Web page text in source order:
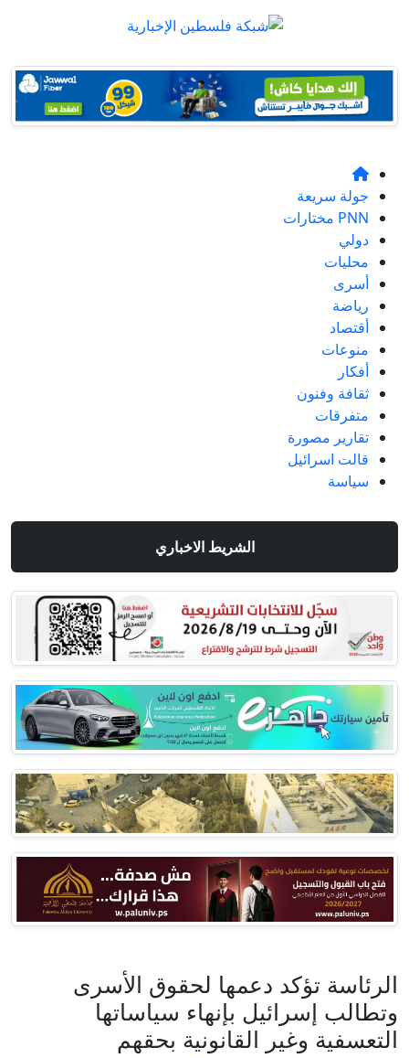
جولة سريعة
PNN مختارات
دولي
محليات
أسرى
رياضة
أقتصاد
منوعات
أفكار
ثقافة وفنون
متفرقات
تقارير مصورة
قالت اسرائيل
سياسة
الشريط الاخباري
الرئاسة تؤكد دعمها لحقوق الأسرى
وتطالب إسرائيل بإنهاء سياساتها
التعسفية وغير القانونية بحقهم